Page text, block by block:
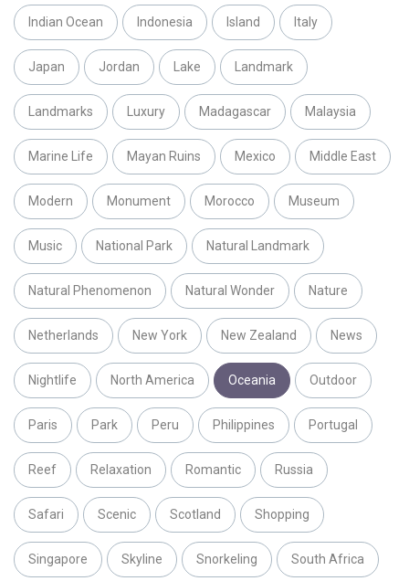
Indian Ocean Indonesia Island Italy
Japan Jordan Lake Landmark
Landmarks Luxury Madagascar Malaysia
Marine Life Mayan Ruins Mexico Middle East
Modern Monument Morocco Museum
Music National Park Natural Landmark
Natural Phenomenon Natural Wonder Nature
Netherlands New York New Zealand News
Nightlife North America Oceania Outdoor
Paris Park Peru Philippines Portugal
Reef Relaxation Romantic Russia
Safari Scenic Scotland Shopping
Singapore Skyline Snorkeling South Africa